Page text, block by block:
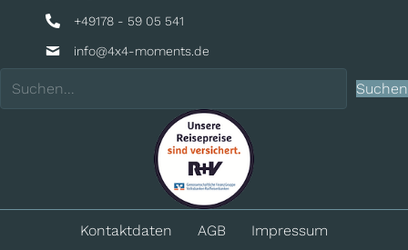
+49178 - 59 05 541
info@4x4-moments.de
Suchen
Kontakt­daten AGB Impressum